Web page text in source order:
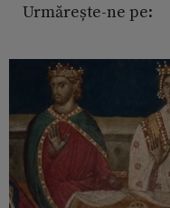
Urmărește-ne pe: